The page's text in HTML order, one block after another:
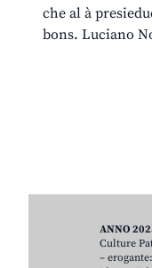
che al à
bons. Luciano
ANNO
Culture
–